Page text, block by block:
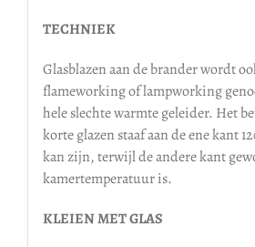
TECHNIEK
Glasblazen aan de brander wordt
flameworking of lampworking
hele slechte warmte geleider. Het
korte glazen staaf aan de ene kant
kan zijn, terwijl de andere kant
kamertemperatuur is.
KLEIEN MET GLAS